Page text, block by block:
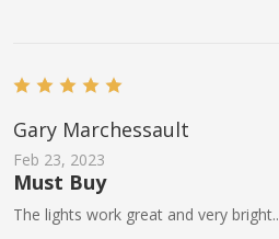
Gary Marchessault
Feb 23, 2023
Must Buy
The lights work great and very bright..